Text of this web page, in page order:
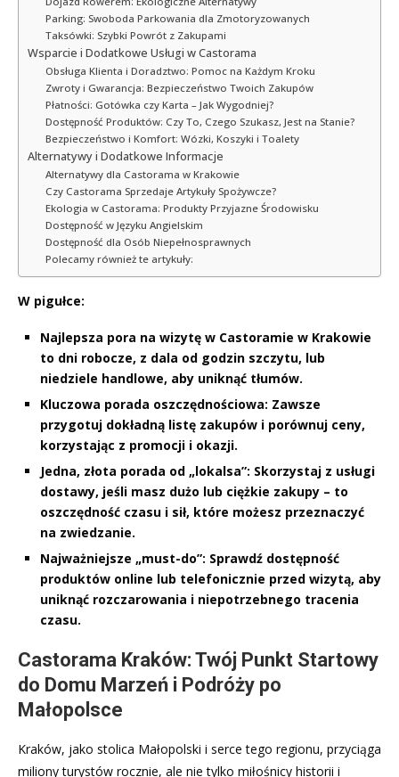
Parking: Swoboda Parkowania dla Zmotoryzowanych
Taksówki: Szybki Powrót z Zakupami
Wsparcie i Dodatkowe Usługi w Castorama
Obsługa Klienta i Doradztwo: Pomoc na Każdym Kroku
Zwroty i Gwarancja: Bezpieczeństwo Twoich Zakupów
Płatności: Gotówka czy Karta – Jak Wygodniej?
Dostępność Produktów: Czy To, Czego Szukasz, Jest na Stanie?
Bezpieczeństwo i Komfort: Wózki, Koszyki i Toalety
Alternatywy i Dodatkowe Informacje
Alternatywy dla Castorama w Krakowie
Czy Castorama Sprzedaje Artykuły Spożywcze?
Ekologia w Castorama: Produkty Przyjazne Środowisku
Dostępność w Języku Angielskim
Dostępność dla Osób Niepełnosprawnych
Polecamy również te artykuły:
W pigułce:
Najlepsza pora na wizytę w Castoramie w Krakowie
to dni robocze, z dala od godzin szczytu, lub
niedziele handlowe, aby uniknąć tłumów.
Kluczowa porada oszczędnościowa: Zawsze
przygotuj dokładną listę zakupów i porównuj ceny,
korzystając z promocji i okazji.
Jedna, złota porada od „lokalsa”: Skorzystaj z usługi
dostawy, jeśli masz dużo lub ciężkie zakupy – to
oszczędność czasu i sił, które możesz przeznaczyć
na zwiedzanie.
Najważniejsze „must-do”: Sprawdź dostępność
produktów online lub telefonicznie przed wizytą, aby
uniknąć rozczarowania i niepotrzebnego tracenia
czasu.
Castorama Kraków: Twój Punkt Startowy
do Domu Marzeń i Podróży po
Małopolsce
Kraków, jako stolica Małopolski i serce tego regionu, przyciąga
miliony turystów rocznie, ale nie tylko miłośnicy historii i